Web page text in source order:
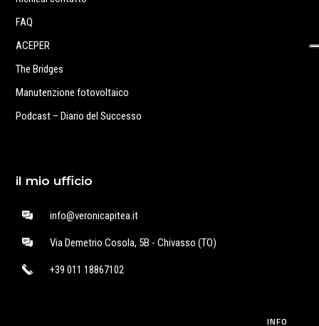
FAQ
ACEPER
The Bridges
Manutenzione fotovoltaico
Podcast – Diario del Successo
il mio ufficio
info@veronicapitea.it
Via Demetrio Cosola, 5B - Chivasso (TO)
+39 011 18867102
INFO